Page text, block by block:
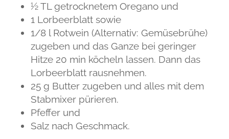
½ TL getrocknetem Oregano und
1 Lorbeerblatt sowie
1/8 l Rotwein (Alternativ: Gemüsebrühe)
zugeben und das Ganze bei geringer
Hitze 20 min köcheln lassen. Dann das
Lorbeerblatt rausnehmen.
25 g Butter zugeben und alles mit dem
Stabmixer pürieren.
Pfeffer und
Salz nach Geschmack.